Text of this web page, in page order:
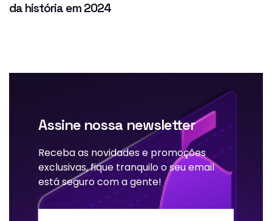
da história em 2024
Assine nossa newsletter
Receba as novidades e promoções
exclusivas, fique tranquilo o seu email
está seguro com a gente!